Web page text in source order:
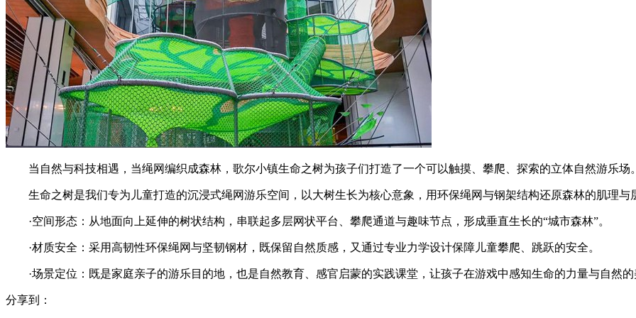
当自然与科技相遇，当绳网编织成森林，歌尔小镇生命之树为孩子们打造了一个可以触摸、攀爬、探索的立体自然游乐场。
生命之树是我们专为儿童打造的沉浸式绳网游乐空间，以大树生长为核心意象，用环保绳网与钢架结构还原森林的肌理与
·空间形态：从地面向上延伸的树状结构，串联起多层网状平台、攀爬通道与趣味节点，形成垂直生长的“城市森林”。
·材质安全：采用高韧性环保绳网与坚韧钢材，既保留自然质感，又通过专业力学设计保障儿童攀爬、跳跃的安全。
·场景定位：既是家庭亲子的游乐目的地，也是自然教育、感官启蒙的实践课堂，让孩子在游戏中感知生命的力量与自然的
分享到：